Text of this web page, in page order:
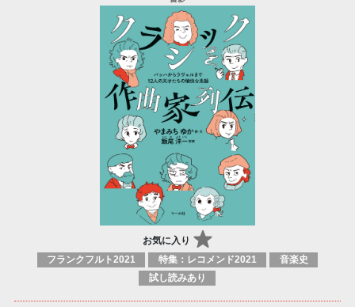
お気に入り
フランクフルト2021 特集：レコメンド2021
音楽史
試し読みあり